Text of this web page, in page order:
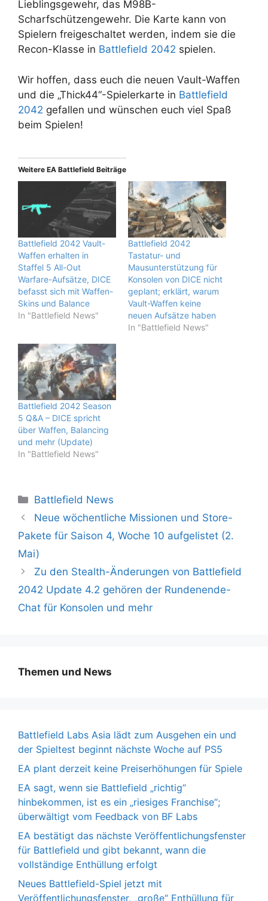
Lieblingsgewehr, das M98B-
Scharfschützengewehr. Die Karte kann von
Spielern freigeschaltet werden, indem sie die
Recon-Klasse in Battlefield 2042 spielen.
Wir hoffen, dass euch die neuen Vault-Waffen
und die „Thick44“-Spielerkarte in Battlefield
2042 gefallen und wünschen euch viel Spaß
beim Spielen!
Weitere EA Battlefield Beiträge
Battlefield 2042 Vault-
Waffen erhalten in
Staffel 5 All-Out
Warfare-Aufsätze, DICE
befasst sich mit Waffen-
Skins und Balance
In "Battlefield News"
Battlefield 2042
Tastatur- und
Mausunterstützung für
Konsolen von DICE nicht
geplant; erklärt, warum
Vault-Waffen keine
neuen Aufsätze haben
In "Battlefield News"
Battlefield 2042 Season
5 Q&A – DICE spricht
über Waffen, Balancing
und mehr (Update)
In "Battlefield News"
Kategorien
Battlefield News
Neue wöchentliche Missionen und Store-
Pakete für Saison 4, Woche 10 aufgelistet (2.
Mai)
Zu den Stealth-Änderungen von Battlefield
2042 Update 4.2 gehören der Rundenende-
Chat für Konsolen und mehr
Themen und News
Battlefield Labs Asia lädt zum Ausgehen ein und
der Spieltest beginnt nächste Woche auf PS5
EA plant derzeit keine Preiserhöhungen für Spiele
EA sagt, wenn sie Battlefield „richtig“
hinbekommen, ist es ein „riesiges Franchise“;
überwältigt vom Feedback von BF Labs
EA bestätigt das nächste Veröffentlichungsfenster
für Battlefield und gibt bekannt, wann die
vollständige Enthüllung erfolgt
Neues Battlefield-Spiel jetzt mit
Veröffentlichungsfenster, „große“ Enthüllung für